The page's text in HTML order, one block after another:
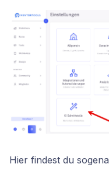
Hier findest du